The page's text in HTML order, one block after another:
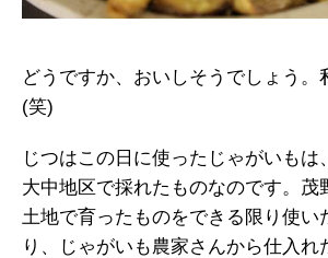
どうですか、おいしそうでしょう。
(笑)
じつはこの日に使ったじゃがいもは
大中地区で採れたものなのです。茂
土地で育ったものをできる限り使い
り、じゃがいも農家さんから仕入れ